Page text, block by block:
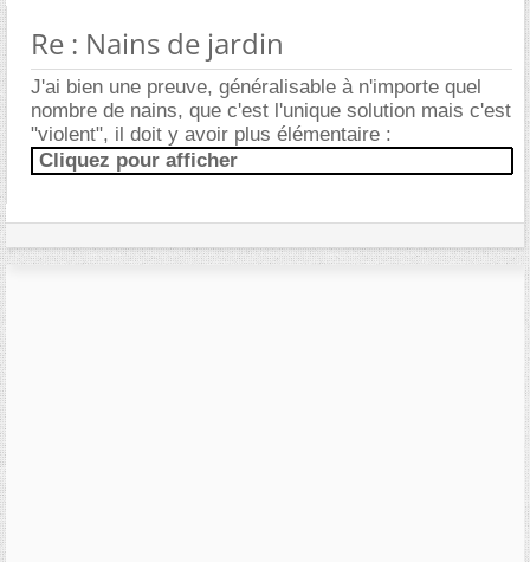
Re : Nains de jardin
J'ai bien une preuve, généralisable à n'importe quel
nombre de nains, que c'est l'unique solution mais c'est
"violent", il doit y avoir plus élémentaire :
Cliquez pour afficher